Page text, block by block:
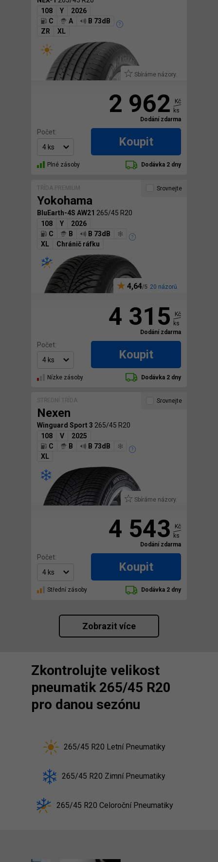
108
Y
2026
C
A
B 73dB
ZR
XL
Sbíráme názory.
2 962
Kč
ks
Dodání zdarma
Počet:
Koupit
Plné zásoby Dodávka 2 dny
TŘÍDA PREMIUM
Yokohama
BluEarth-4S AW21 265/45 R20
108
Y
2026
C
B
B 73dB
XL
Chránič ráfku
4,64 20 názorů
Srovnejte
4 315
Kč
ks
Dodání zdarma
Počet:
Koupit
Nízke zásoby Dodávka 2 dny
STŘEDNÍ TŘÍDA
Nexen
Winguard Sport 3 265/45 R20
108
V
2025
C
B
B 73dB
XL
Sbíráme názory.
Srovnejte
4 543
Kč
ks
Dodání zdarma
Počet:
Koupit
Střední zásoby Dodávka 2 dny
Zobrazit více
Zkontrolujte velikost
pneumatik 265/45 R20
pro danou sezónu
265/45 R20 Letní Pneumatiky
265/45 R20 Zimní Pneumatiky
265/45 R20 Celoroční Pneumatiky